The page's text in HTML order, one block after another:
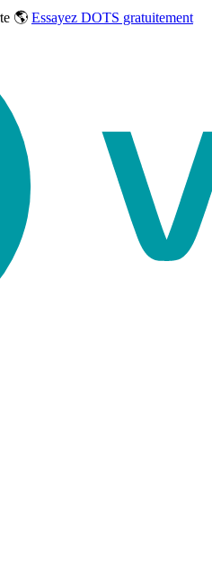
🌎 Essayez DOTS gratuitement